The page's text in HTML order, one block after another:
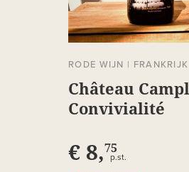
RODE WIJN | FRANKRIJK
Château
Convivialité
€ 8,75
p.st.